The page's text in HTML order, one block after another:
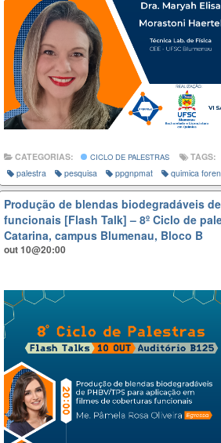
CATEGORIAS: CICLO DE PALESTRAS TAGS:
palestra
pesquisa ppgnpmat quimica
Produção de blendas biodegradáveis
funcionais [Flash Talk] – 8º Ciclo de
Catarina, campus Blumenau, Bloco B
out 10@20:00